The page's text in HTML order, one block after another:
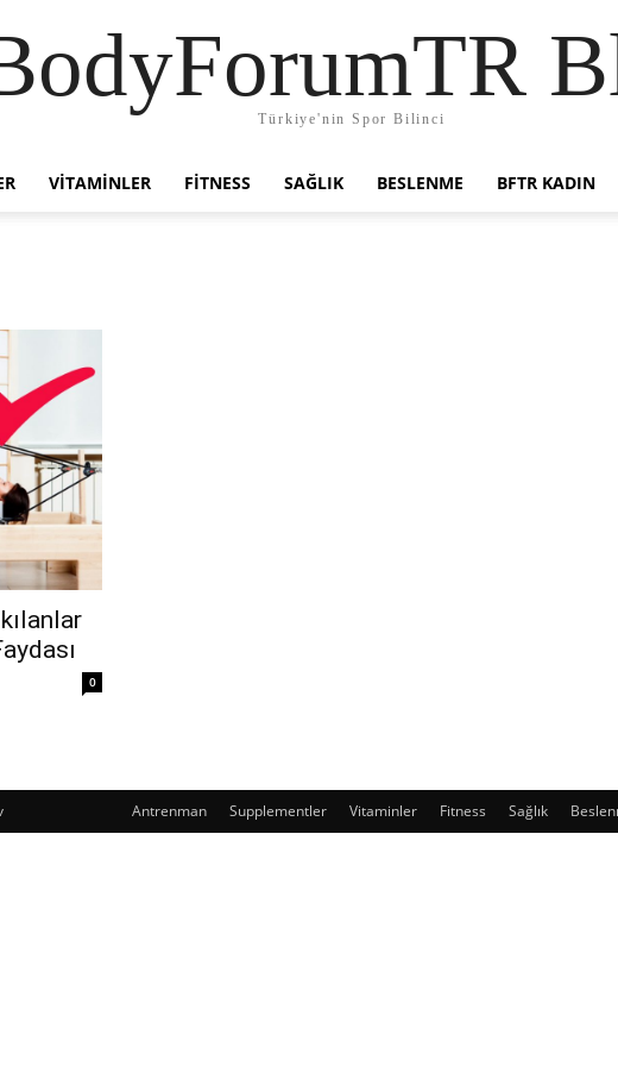
Türkiye'nin Spor Bilinci
VITAMINLER FITNESS SAĞLIK BESLENME BFTR KADIN
0
Antrenman Supplementler Vitaminler Fitness Sağlık